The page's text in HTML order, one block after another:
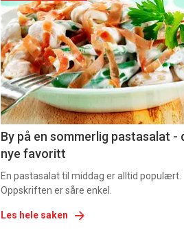
akkurat
nå
-
5
By på en sommerlig pastasalat -
nye favoritt
En pastasalat til middag er alltid populært.
Oppskriften er såre enkel.
Les hele saken